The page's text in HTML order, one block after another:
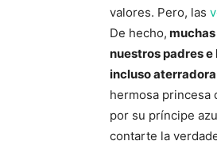
valores. Pero, las
De hecho,
nuestros padres e
incluso
hermosa princesa
por su príncipe
contarte la